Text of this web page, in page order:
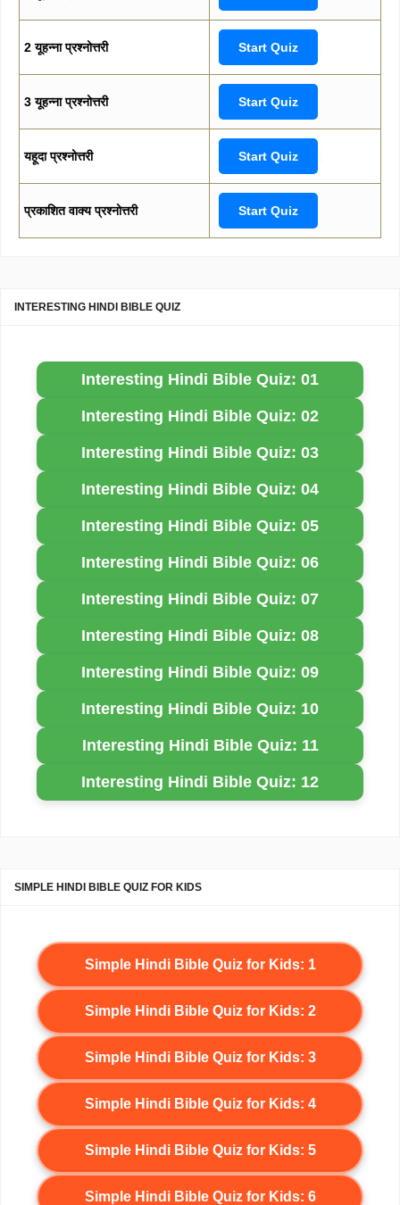
2 यूहन्ना प्रश्नोत्तरी Start Quiz
3 यूहन्ना प्रश्नोत्तरी Start Quiz
यहूदा प्रश्नोत्तरी Start Quiz
प्रकाशित वाक्य प्रश्नोत्तरी Start Quiz
INTERESTING HINDI BIBLE QUIZ
Interesting Hindi Bible Quiz: 01
Interesting Hindi Bible Quiz: 02
Interesting Hindi Bible Quiz: 03
Interesting Hindi Bible Quiz: 04
Interesting Hindi Bible Quiz: 05
Interesting Hindi Bible Quiz: 06
Interesting Hindi Bible Quiz: 07
Interesting Hindi Bible Quiz: 08
Interesting Hindi Bible Quiz: 09
Interesting Hindi Bible Quiz: 10
Interesting Hindi Bible Quiz: 11
Interesting Hindi Bible Quiz: 12
SIMPLE HINDI BIBLE QUIZ FOR KIDS
Simple Hindi Bible Quiz for Kids: 1
Simple Hindi Bible Quiz for Kids: 2
Simple Hindi Bible Quiz for Kids: 3
Simple Hindi Bible Quiz for Kids: 4
Simple Hindi Bible Quiz for Kids: 5
Simple Hindi Bible Quiz for Kids: 6